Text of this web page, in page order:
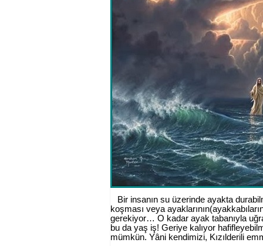
Bir insanın su üzerinde ayakta
koşması veya
gerekiyor… O kadar ayak tabanıyla
bu da yaş iş! Geriye kalıyor
mümkün. Yâni kendimizi, Kızılderili